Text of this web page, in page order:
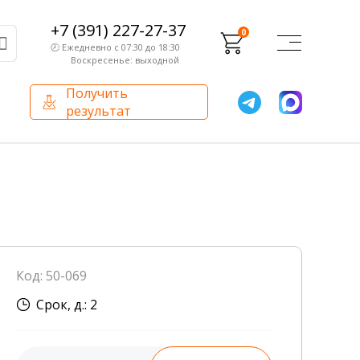
+7 (391) 227-27-37
🕗 Ежедневно с 07:30 до 18:30
Воскресенье: выходной
0
Получить
результат
Внутренний аудит
Сотрудники лаборатории
Код: 50-069
Срок, д.: 2